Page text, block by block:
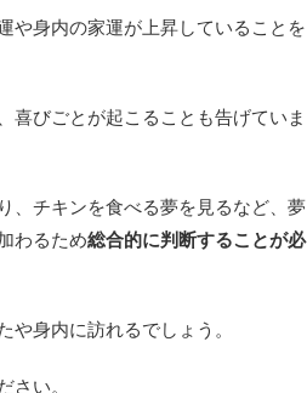
や身内の家運が上昇していることを
喜びごとが起こることも告げていま
、チキンを食べる夢を見るなど、夢
わるため総合的に判断することが必
身内に訪れるでしょう。
い。